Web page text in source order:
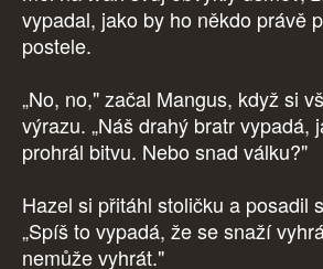
vypadal, jako by ho někdo právě
postele.
„No, no," začal Mangus, když si
výrazu. „Náš drahý bratr vypadá,
prohrál bitvu. Nebo snad válku?"
Hazel si přitáhl stoličku a posadil
„Spíš to vypadá, že se snaží
nemůže vyhrát."